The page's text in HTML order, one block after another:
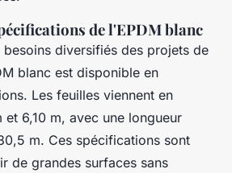
de l'EPDM blanc
diversifiés des projets de
blanc est disponible en
Les feuilles viennent en
6,10 m, avec une longueur
m. Ces spécifications sont
de grandes surfaces sans